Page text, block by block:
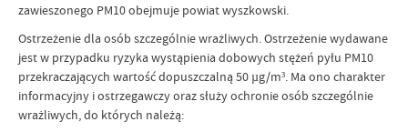
zawieszonego PM10 obejmuje powiat wyszkowski.
Ostrzeżenie dla osób szczególnie wrażliwych. Ostrzeżenie wydawane
jest w przypadku ryzyka wystąpienia dobowych stężeń pyłu PM10
przekraczających wartość dopuszczalną 50 µg/m³. Ma ono charakter
informacyjny i ostrzegawczy oraz służy ochronie osób szczególnie
wrażliwych, do których należą: